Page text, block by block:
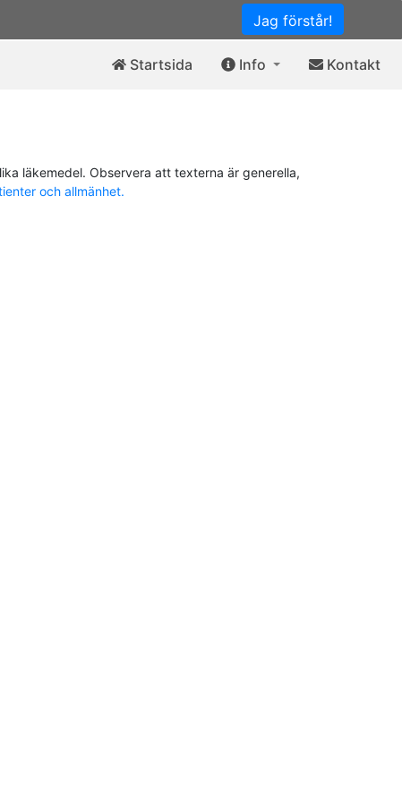
Jag förstår!
Startsida Info Kontakt
läkemedel. Observera att texterna är generella,
och allmänhet.